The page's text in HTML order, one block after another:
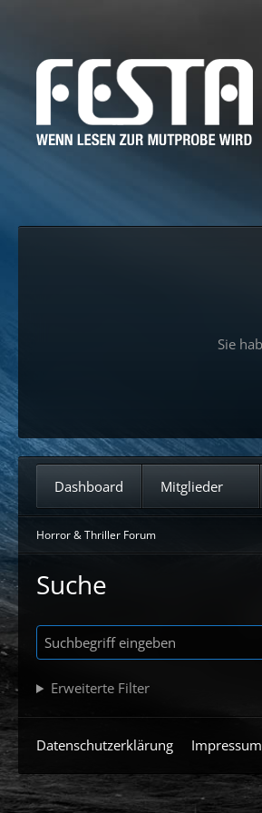
Sie
Dashboard Mitglieder
Horror & Thriller Forum
Suche
Erweiterte Filter
Datenschutzerklärung Impressum